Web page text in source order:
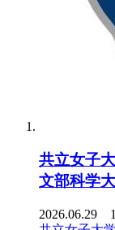
共立女子
文部科学
2026.06.29